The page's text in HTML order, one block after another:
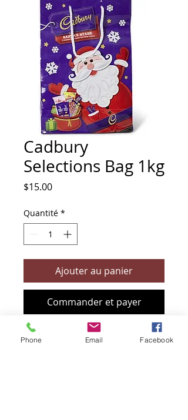
Cadbury
Selections Bag 1kg
$15.00Prix
Quantité *
Ajouter au panier
Commander et payer
Phone Email Facebook